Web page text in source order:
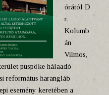
órától D
r.
Kolumb
án
Vilmos,
püspöke hálaadó
református harangláb
esemény keretében a